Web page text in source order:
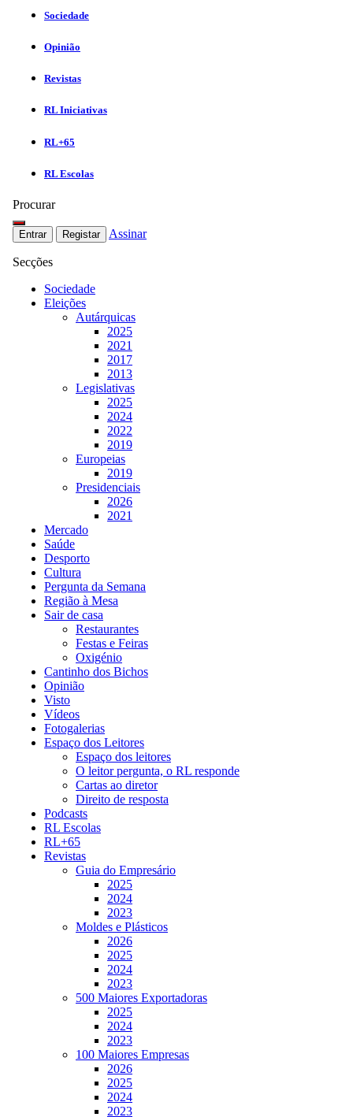
Sociedade
Opinião
Revistas
RL Iniciativas
RL+65
RL Escolas
Procurar
Entrar Registar Assinar
Secções
Sociedade
Eleições
Autárquicas
2025
2021
2017
2013
Legislativas
2025
2024
2022
2019
Europeias
2019
Presidenciais
2026
2021
Mercado
Saúde
Desporto
Cultura
Pergunta da Semana
Região à Mesa
Sair de casa
Restaurantes
Festas e Feiras
Oxigénio
Cantinho dos Bichos
Opinião
Visto
Vídeos
Fotogalerias
Espaço dos Leitores
Espaço dos leitores
O leitor pergunta, o RL responde
Cartas ao diretor
Direito de resposta
Podcasts
RL Escolas
RL+65
Revistas
Guia do Empresário
2025
2024
2023
Moldes e Plásticos
2026
2025
2024
2023
500 Maiores Exportadoras
2025
2024
2023
100 Maiores Empresas
2026
2025
2024
2023